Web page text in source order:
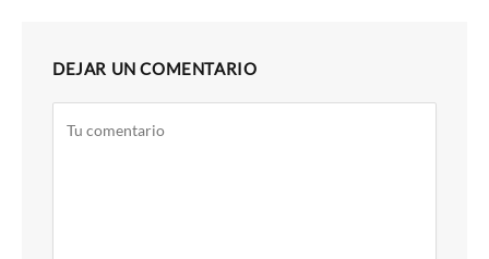
DEJAR UN COMENTARIO